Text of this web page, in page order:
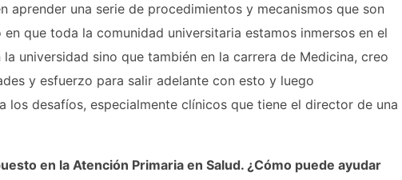
aprender una serie de procedimientos y mecanismos que son
que toda la comunidad universitaria estamos inmersos en el
universidad sino que también en la carrera de Medicina, creo
y esfuerzo para salir adelante con esto y luego
los desafíos, especialmente clínicos que tiene el director de una
en la Atención Primaria en Salud. ¿Cómo puede ayudar